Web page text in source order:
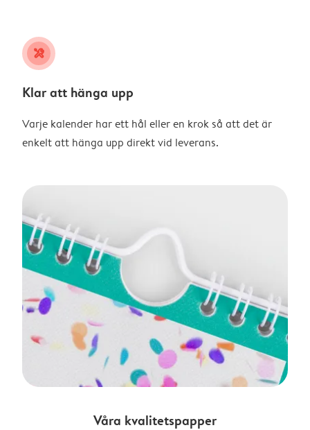
tools
Klar att hänga upp
Varje kalender har ett hål eller en krok så att det är
enkelt att hänga upp direkt vid leverans.
Våra kvalitetspapper